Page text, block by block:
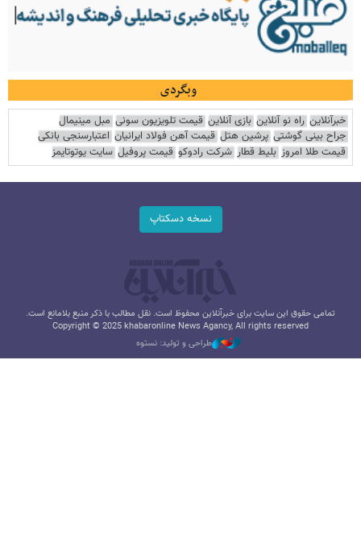
وبگردی
خبرآنلاین راه نو آنلاین بازی آنلاین قیمت تلویزیون سونی مبل مینیمال
جراح بینی گوشتی پرشین هتل قیمت آهن فولاد ایرانیان اعتبارسنجی بانکی
قیمت طلا امروز بلیط قطار شرکت رادوکو قیمت پروفیل سایت یوتوتایمز
نسخه دسکتاپ
تمامی حقوق این سایت برای خبرآنلاین محفوظ است. نقل مطالب با ذکر منبع بلامانع است.
Copyright © 2025 khabaronline News Agancy, All rights reserved
طراحی و تولید: نستوه